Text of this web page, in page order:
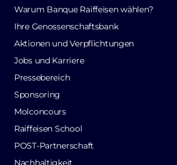
Warum Banque Raiffeisen wählen?
Ihre Genossenschaftsbank
Aktionen und Verpflichtungen
Jobs und Karriere
Pressebereich
Sponsoring
Molconcours
Raiffeisen School
POST-Partnerschaft
Nachhaltigkeit